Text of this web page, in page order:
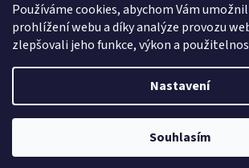
Používáme cookies, abychom Vám
prohlížení webu a díky analýze provozu
zlepšovali jeho funkce, výkon a
Nastavení
Souhlasím
PŘIHLÁSIT SE
Vytvořil Shoptet
HRACKYzCECH.cz. Všechna